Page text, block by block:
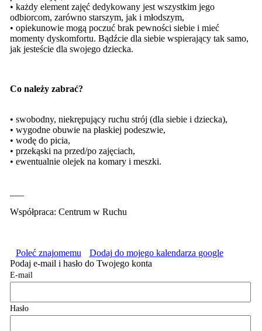
• każdy element zajęć dedykowany jest wszystkim jego
odbiorcom, zarówno starszym, jak i młodszym,
• opiekunowie mogą poczuć brak pewności siebie i mieć
momenty dyskomfortu. Bądźcie dla siebie wspierający tak samo,
jak jesteście dla swojego dziecka.
Co należy zabrać?
• swobodny, niekrępujący ruchu strój (dla siebie i dziecka),
• wygodne obuwie na płaskiej podeszwie,
• wodę do picia,
• przekąski na przed/po zajęciach,
• ewentualnie olejek na komary i meszki.
Współpraca: Centrum w Ruchu
Poleć znajomemu
Dodaj do mojego kalendarza google
Podaj e-mail i hasło do Twojego konta
E-mail
Hasło